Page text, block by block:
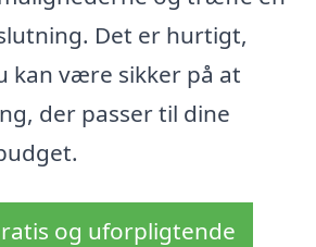
Det er hurtigt,
kan være sikker på at
der passer til dine
og uforpligtende